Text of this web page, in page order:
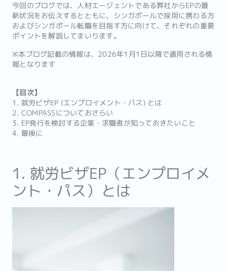
今回のブログでは、人材エージェントである弊社からEPの最
新状況をお伝えするとともに、シンガポールで採用に携わる方
およびシンガポール転職を目指す方に向けて、それぞれの重要
ポイントを解説してまいります。
※本ブログ記載の情報は、2026年1月1日以降で適用される情
報となります
【目次】
1. 就労ビザEP (エンプロイメント・パス) とは
2. COMPASSについておさらい
3. EP発行を検討する企業・求職者が知っておきたいこと
4. 最後に
1. 就労ビザEP（エンプロイメ
ント・パス）とは